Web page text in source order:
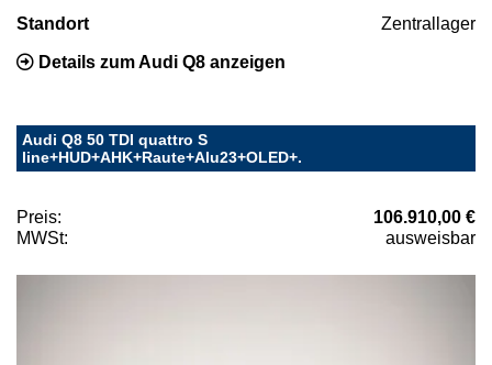
Standort Zentrallager
Details zum Audi Q8 anzeigen
Audi Q8 50 TDI quattro S
line+HUD+AHK+Raute+Alu23+OLED+.
Preis:
106.910,00 €
MWSt:
ausweisbar